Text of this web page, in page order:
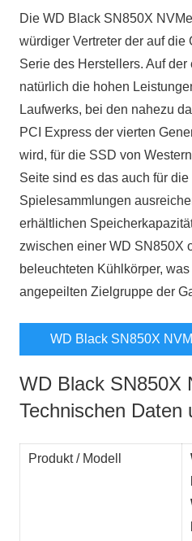
Die WD Black SN850X
würdiger Vertreter der auf die
Serie des Herstellers. Auf
natürlich die hohen
Laufwerks, bei den nahezu
PCI Express der vierten
wird, für die SSD von
Seite sind es das auch für die
Spielesammlungen
erhältlichen
zwischen einer WD SN850X
beleuchteten Kühlkörper,
angepeilten Zielgruppe der
WD Black SN850X
WD Black SN850X
Technischen Daten
Produkt / Modell